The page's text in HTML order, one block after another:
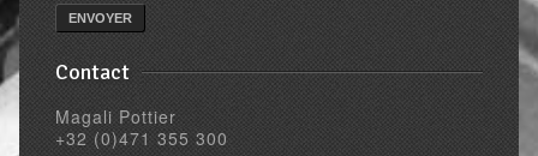
Contact
Magali Pottier
+32 (0)471 355 300